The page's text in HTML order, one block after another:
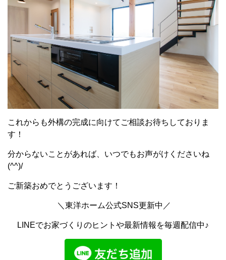
これからも外構の完成に向けてご相談お待ちしておりま
す！
分からないことがあれば、いつでもお声がけくださいね
(^^)/
ご新築おめでとうございます！
＼東洋ホーム公式SNS更新中／
LINEでお家づくりのヒントや最新情報を毎週配信中♪